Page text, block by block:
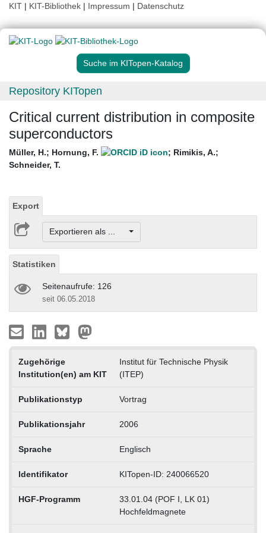
KIT | KIT-Bibliothek | Impressum | Datenschutz
Suche im KITopen-Katalog
Repository KITopen
Critical current distribution in composite
superconductors
Müller, H.; Hornung, F. ; Rimikis, A.;
Schneider, T.
Export
Exportieren als ...
Statistiken
Seitenaufrufe: 126
seit 06.05.2018
Zugehörige
Institution(en) am KIT
Institut für Technische Physik
(ITEP)
Publikationstyp Vortrag
Publikationsjahr 2006
Sprache Englisch
Identifikator KITopen-ID: 240066520
HGF-Programm
33.01.04 (POF I, LK 01)
Hochfeldmagnete